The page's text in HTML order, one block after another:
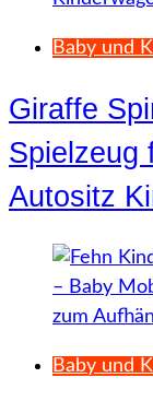
Baby und
Giraffe
Spielzeug
Autositz
Baby und